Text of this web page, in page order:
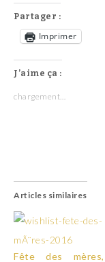
Partager :
Imprimer
J’aime ça :
chargement…
Articles similaires
Fête des